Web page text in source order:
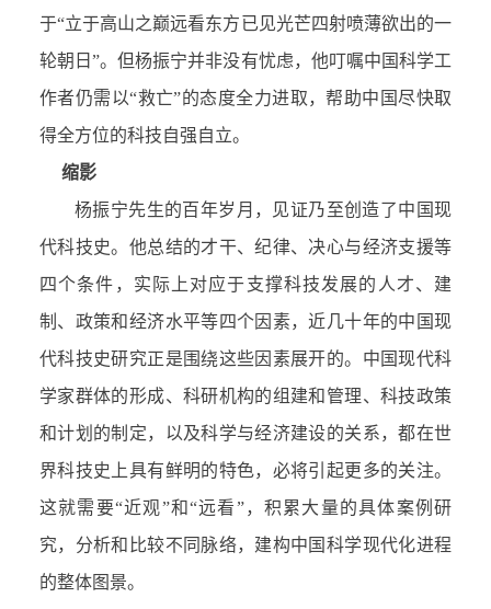
于“立于高山之巅远看东方已见光芒四射喷薄欲出的一
轮朝日”。但杨振宁并非没有忧虑，他叮嘱中国科学工
作者仍需以“救亡”的态度全力进取，帮助中国尽快取
得全方位的科技自强自立。
缩影
杨振宁先生的百年岁月，见证乃至创造了中国现
代科技史。他总结的才干、纪律、决心与经济支援等
四个条件，实际上对应于支撑科技发展的人才、建
制、政策和经济水平等四个因素，近几十年的中国现
代科技史研究正是围绕这些因素展开的。中国现代科
学家群体的形成、科研机构的组建和管理、科技政策
和计划的制定，以及科学与经济建设的关系，都在世
界科技史上具有鲜明的特色，必将引起更多的关注。
这就需要“近观”和“远看”，积累大量的具体案例研
究，分析和比较不同脉络，建构中国科学现代化进程
的整体图景。